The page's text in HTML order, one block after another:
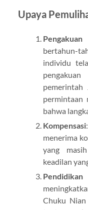
Upaya
bertahun-
individu
pemerintah
permintaan
bahwa
Kompensasi
menerima
yang
keadilan
Chuku